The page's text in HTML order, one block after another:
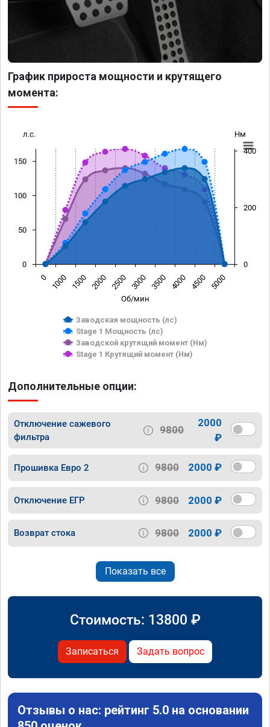
График прироста мощности и крутящего
момента:
Об/мин
л.с. Нм
Заводская мощность (лс)
Stage 1 Мощность (лс)
Заводской крутящий момент (Нм)
Stage 1 Крутящий момент (Нм)
0 1000 1500 2000 2500 3000 3500 4000 4500 5000
0
50
100
150
0
200
400
Дополнительные опции:
Отключение сажевого
фильтра
9800
2000
₽
Прошивка Евро 2 9800 2000 ₽
Отключение ЕГР 9800 2000 ₽
Возврат стока 9800 2000 ₽
Показать все
Стоимость: 13800 ₽
Записаться Задать вопрос
Отзывы о нас: рейтинг 5.0 на основании